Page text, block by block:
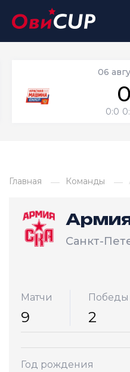
06
0:0
Главная Команды
Санкт-
Матчи
9
Победы
2
Год рождения